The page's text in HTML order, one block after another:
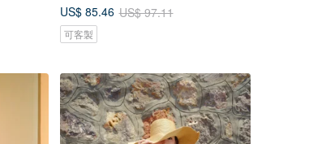
US$ 85.46 US$ 97.11
可客製